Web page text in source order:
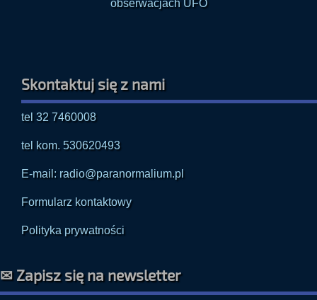
Skontaktuj się z nami
tel 32 7460008
tel kom. 530620493
E-mail: radio@paranormalium.pl
Formularz kontaktowy
Polityka prywatności
✉ Zapisz się na newsletter